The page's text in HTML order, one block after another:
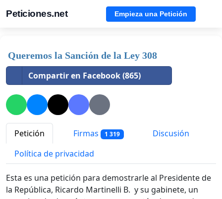
Peticiones.net Empieza una Petición
Queremos la Sanción de la Ley 308
Compartir en Facebook (865)
Petición Firmas 1 319
Discusión
Política de privacidad
Esta es una petición para demostrarle al Presidente de
la República, Ricardo Martinelli B. y su gabinete, un